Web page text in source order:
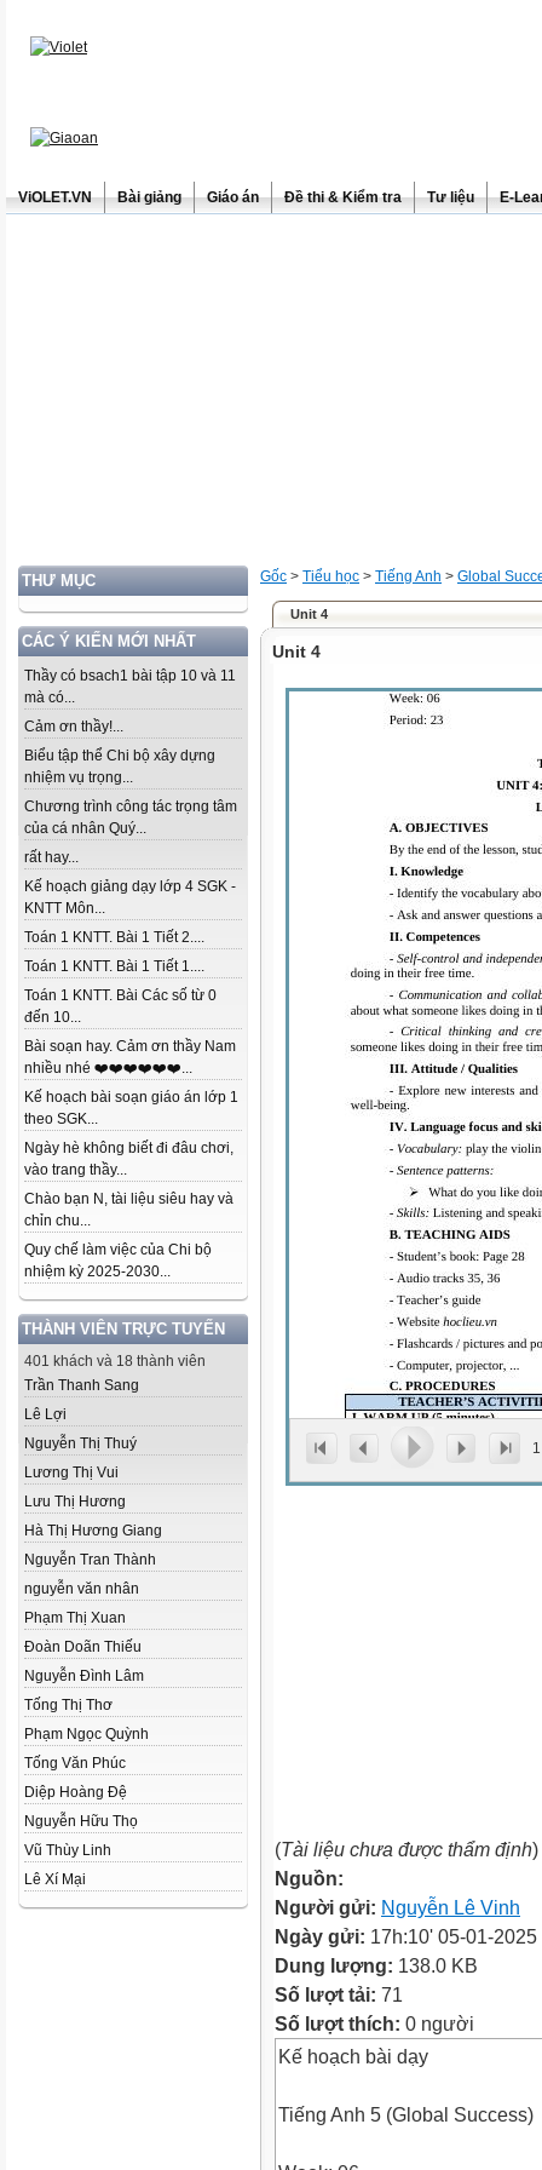
ViOLET.VN Bài giảng Giáo án Đề thi & Kiểm tra Tư liệu E-
THƯ MỤC
CÁC Ý KIẾN MỚI NHẤT
Thầy có bsach1 bài tập 10 và 11
mà có...
Cảm ơn thầy!...
Biểu tập thể Chi bộ xây dựng
nhiệm vụ trọng...
Chương trình công tác trọng tâm
của cá nhân Quý...
rất hay...
Kế hoạch giảng dạy lớp 4 SGK -
KNTT Môn...
Toán 1 KNTT. Bài 1 Tiết 2....
Toán 1 KNTT. Bài 1 Tiết 1....
Toán 1 KNTT. Bài Các số từ 0
đến 10...
Bài soạn hay. Cảm ơn thầy Nam
nhiều nhé ❤️❤️❤️❤️❤️❤️...
Kế hoạch bài soạn giáo án lớp 1
theo SGK...
Ngày hè không biết đi đâu chơi,
vào trang thầy...
Chào bạn N, tài liệu siêu hay và
chỉn chu...
Quy chế làm việc của Chi bộ
nhiệm kỳ 2025-2030...
THÀNH VIÊN TRỰC TUYẾN
401 khách và 18 thành viên
Trần Thanh Sang
Lê Lợi
Nguyễn Thị Thuý
Lương Thị Vui
Lưu Thị Hương
Hà Thị Hương Giang
Nguyễn Tran Thành
nguyễn văn nhân
Phạm Thị Xuan
Đoàn Doãn Thiếu
Nguyễn Đình Lâm
Tống Thị Thơ
Phạm Ngọc Quỳnh
Tống Văn Phúc
Diệp Hoàng Đệ
Nguyễn Hữu Thọ
Vũ Thùy Linh
Lê Xí Mại
Gốc > Tiểu học > Tiếng Anh > Global
Unit 4
Unit 4
1
(Tài liệu chưa được thẩm định)
Nguồn:
Người gửi: Nguyễn Lê Vinh
Ngày gửi: 17h:10' 05-01-2025
Dung lượng: 138.0 KB
Số lượt tải: 71
Số lượt thích: 0 người
Kế hoạch bài dạy
Tiếng Anh 5 (Global Success)